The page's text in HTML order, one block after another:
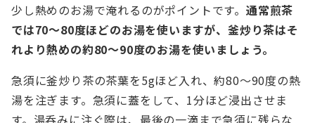
少し熱めのお湯で淹れるのがポイントです。 通常煎茶
では70～80度ほどのお湯を使いますが、釜炒り茶はそ
れより熱めの約80～90度のお湯を使いましょう。
急須に釜炒り茶の茶葉を5gほど入れ、約80～90度の熱
湯を注ぎます。急須に蓋をして、1分ほど浸出させま